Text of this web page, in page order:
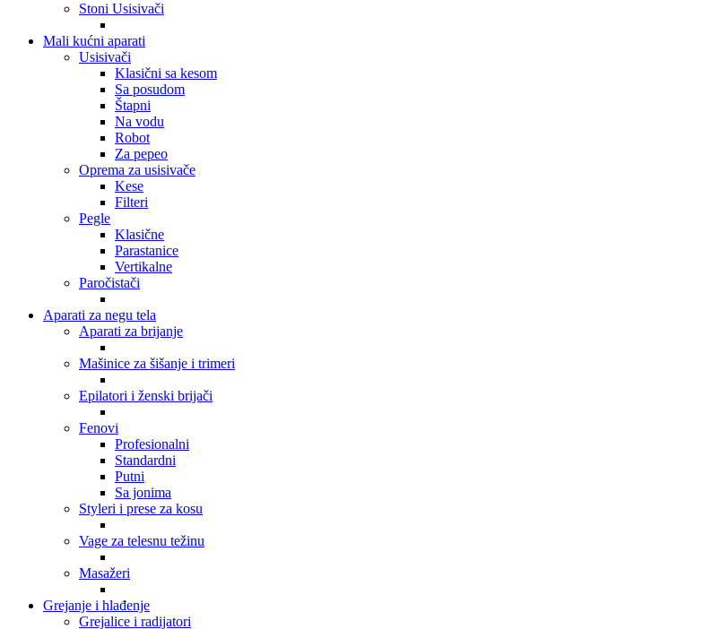
Stoni Usisivači
Mali kućni aparati
Usisivači
Klasični sa kesom
Sa posudom
Štapni
Na vodu
Robot
Za pepeo
Oprema za usisivače
Kese
Filteri
Pegle
Klasične
Parastanice
Vertikalne
Paročistači
Aparati za negu tela
Aparati za brijanje
Mašinice za šišanje i trimeri
Epilatori i ženski brijači
Fenovi
Profesionalni
Standardni
Putni
Sa jonima
Styleri i prese za kosu
Vage za telesnu težinu
Masažeri
Grejanje i hlađenje
Grejalice i radijatori